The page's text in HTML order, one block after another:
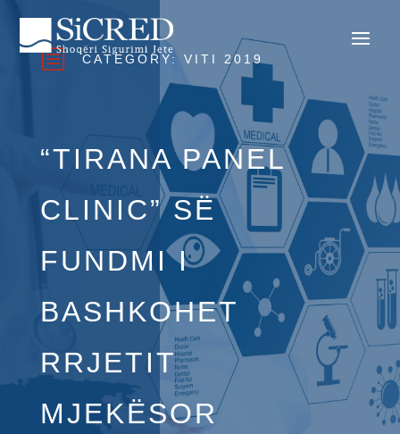
b CATEGORY: VITI 2019
“TIRANA PANEL
CLINIC” SË
FUNDMI I
BASHKOHET
RRJETIT
MJEKËSOR